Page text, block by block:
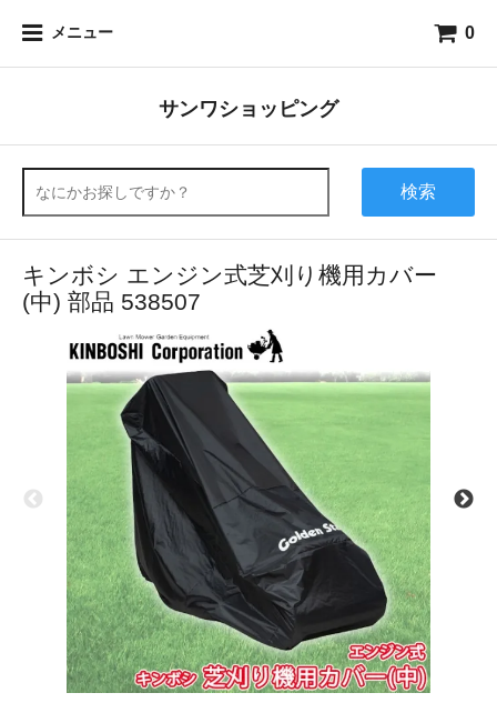
メニュー 0
サンワショッピング
検索
キンボシ エンジン式芝刈り機用カバー
(中) 部品 538507